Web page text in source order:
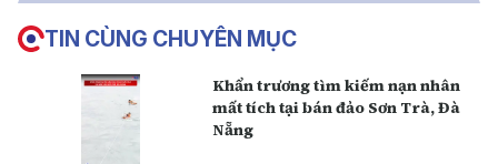
TIN CÙNG CHUYÊN MỤC
Khẩn trương tìm kiếm nạn nhân
mất tích tại bán đảo Sơn Trà, Đà
Nẵng